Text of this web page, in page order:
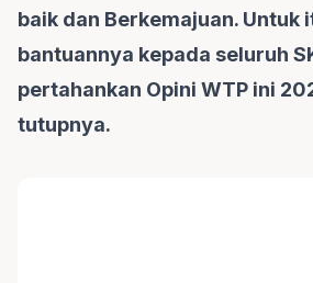
baik dan Berkemajuan. Untuk
bantuannya kepada seluruh
pertahankan Opini WTP ini
tutupnya.